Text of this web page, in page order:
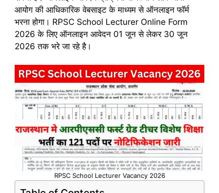
आयोग की आधिकारिक वेबसाइट के माध्यम से ऑनलाइन फॉर्म
भरना होगा। RPSC School Lecturer Online Form
2026 के लिए ऑनलाइन आवेदन 01 जून से लेकर 30 जून
2026 तक भरे जा रहे है।
RPSC School Lecturer Vacancy 2026